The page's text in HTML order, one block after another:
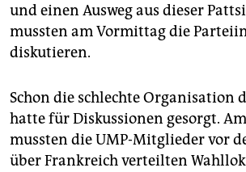
und einen Ausweg aus dieser
mussten am Vormittag die
diskutieren.
Schon die schlechte Organisation
hatte für Diskussionen gesorgt.
mussten die UMP-Mitglieder vor
über Frankreich verteilten